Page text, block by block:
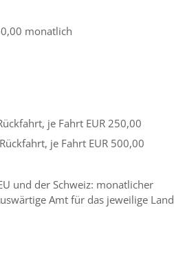
monatlich
je Fahrt EUR 250,00
je Fahrt EUR 500,00
und der Schweiz: monatlicher
Amt für das jeweilige Land